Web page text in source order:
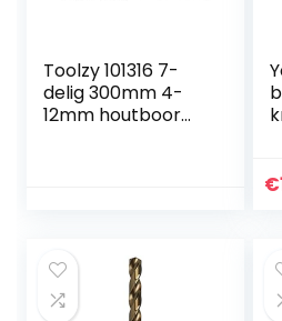
Toolzy 101316 7-
delig 300mm 4-
12mm houtboor
€